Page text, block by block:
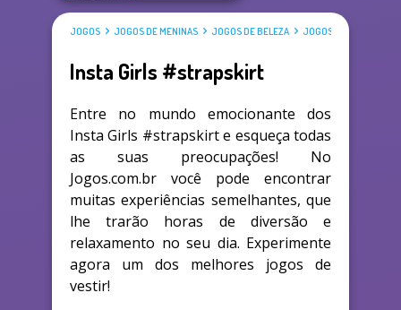
JOGOS JOGOS DE MENINAS JOGOS DE BELEZA JOGOS DE VESTIR
Insta Girls #strapskirt
Entre no mundo emocionante dos
Insta Girls #strapskirt e esqueça todas
as suas preocupações! No
Jogos.com.br você pode encontrar
muitas experiências semelhantes, que
lhe trarão horas de diversão e
relaxamento no seu dia. Experimente
agora um dos melhores jogos de
vestir!